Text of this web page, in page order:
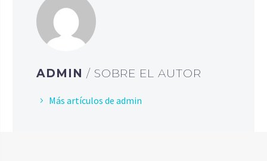
ADMIN / SOBRE EL AUTOR
Más artículos de admin